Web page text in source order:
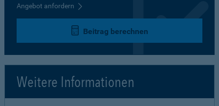
Angebot anfordern
Beitrag berechnen
Weitere Informationen